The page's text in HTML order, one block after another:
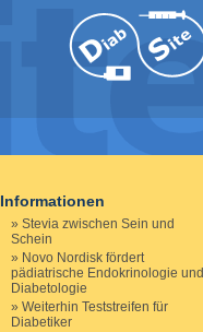
Informationen
Stevia zwischen Sein und
Schein
Novo Nordisk fördert
pädiatrische Endokrinologie und
Diabetologie
Weiterhin Teststreifen für
Diabetiker